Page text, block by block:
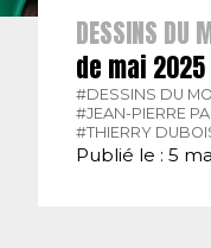
DESSINS DU
de mai 2025
#DESSINS DU
#JEAN-PIERRE
#THIERRY
Publié le : 5